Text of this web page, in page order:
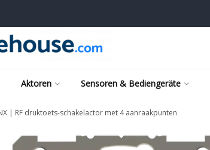
Aktoren Sensoren & Bediengeräte
| RF druktoets-schakelactor met 4 aanraakpunten